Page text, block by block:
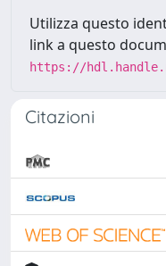
Utilizza questo
link a questo
https://
Citazioni